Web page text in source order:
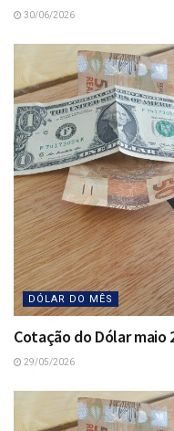
30/06/2026
DÓLAR DO MÊS
Cotação do Dólar maio
29/05/2026